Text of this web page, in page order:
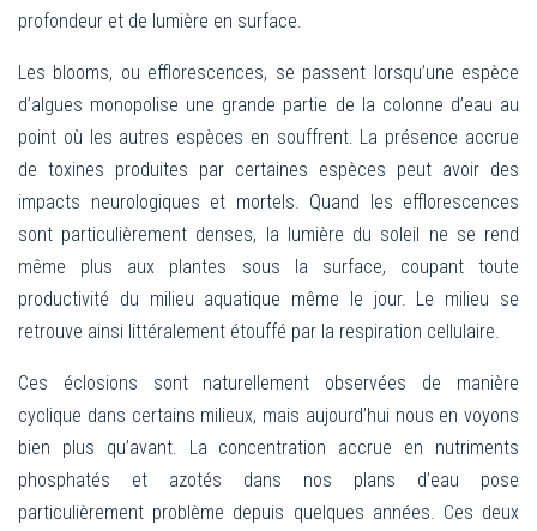
profondeur et de lumière en surface.
Les blooms, ou efflorescences, se passent lorsqu’une espèce
d’algues monopolise une grande partie de la colonne d’eau au
point où les autres espèces en souffrent. La présence accrue
de toxines produites par certaines espèces peut avoir des
impacts neurologiques et mortels. Quand les efflorescences
sont particulièrement denses, la lumière du soleil ne se rend
même plus aux plantes sous la surface, coupant toute
productivité du milieu aquatique même le jour. Le milieu se
retrouve ainsi littéralement étouffé par la respiration cellulaire.
Ces éclosions sont naturellement observées de manière
cyclique dans certains milieux, mais aujourd’hui nous en voyons
bien plus qu’avant. La concentration accrue en nutriments
phosphatés et azotés dans nos plans d’eau pose
particulièrement problème depuis quelques années. Ces deux